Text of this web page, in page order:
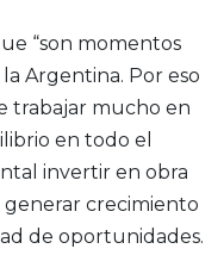
“son momentos
Argentina. Por eso
trabajar mucho en
en todo el
invertir en obra
generar crecimiento
de oportunidades.